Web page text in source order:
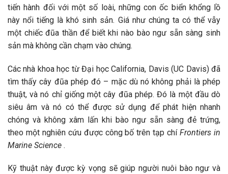
tiến hành đối với một số loài, những con ốc biển khổng lồ
này nổi tiếng là khó sinh sản. Giá như chúng ta có thể vẫy
một chiếc đũa thần để biết khi nào bào ngư sẵn sàng sinh
sản mà không cần chạm vào chúng.
Các nhà khoa học từ Đại học California, Davis (UC Davis) đã
tìm thấy cây đũa phép đó – mặc dù nó không phải là phép
thuật, và nó chỉ giống một cây đũa phép. Đó là một đầu dò
siêu âm và nó có thể được sử dụng để phát hiện nhanh
chóng và không xâm lấn khi bào ngư sẵn sàng đẻ trứng,
theo một nghiên cứu được công bố trên tạp chíFrontiers in
Marine Science .
Kỹ thuật này được kỳ vọng sẽ giúp người nuôi bào ngư và